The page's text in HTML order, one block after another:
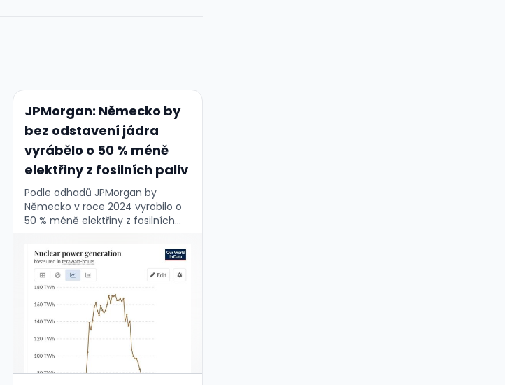
JPMorgan: Německo by
bez odstavení jádra
vyrábělo o 50 % méně
elektřiny z fosilních paliv
Podle odhadů JPMorgan by
Německo v roce 2024 vyrobilo o
50 % méně elektřiny z fosilních
zemního plynu, pokud by
neodstavilo své …